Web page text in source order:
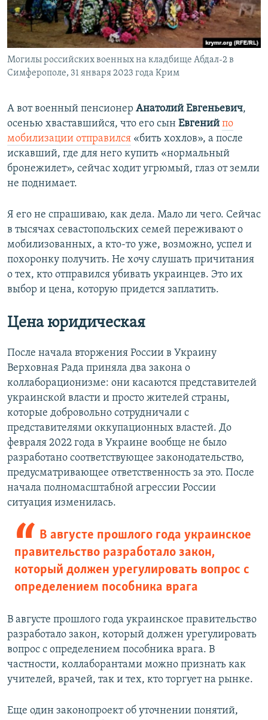
Могилы российских военных на кладбище Абдал-2 в
Симферополе, 31 января 2023 года Крим
А вот военный пенсионер Анатолий Евгеньевич,
осенью хваставшийся, что его сын Евгений по
мобилизации отправился «бить хохлов», а после
искавший, где для него купить «нормальный
бронежилет», сейчас ходит угрюмый, глаз от земли
не поднимает.
Я его не спрашиваю, как дела. Мало ли чего. Сейчас
в тысячах севастопольских семей переживают о
мобилизованных, а кто-то уже, возможно, успел и
похоронку получить. Не хочу слушать причитания
о тех, кто отправился убивать украинцев. Это их
выбор и цена, которую придется заплатить.
Цена юридическая
После начала вторжения России в Украину
Верховная Рада приняла два закона о
коллаборационизме: они касаются представителей
украинской власти и просто жителей страны,
которые добровольно сотрудничали с
представителями оккупационных властей. До
февраля 2022 года в Украине вообще не было
разработано соответствующее законодательство,
предусматривающее ответственность за это. После
начала полномасштабной агрессии России
ситуация изменилась.
В августе прошлого года украинское
правительство разработало закон,
который должен урегулировать вопрос с
определением пособника врага
В августе прошлого года украинское правительство
разработало закон, который должен урегулировать
вопрос с определением пособника врага. В
частности, коллаборантами можно признать как
учителей, врачей, так и тех, кто торгует на рынке.
Еще один законопроект об уточнении понятий,